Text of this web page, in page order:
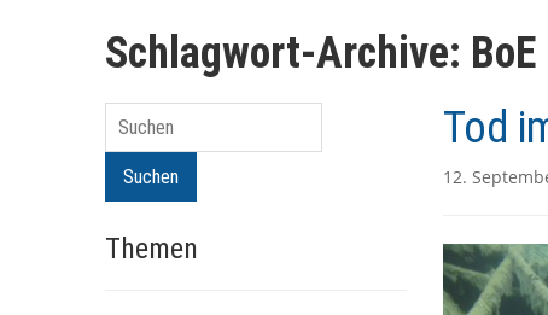
Schlagwort-Archive: BoE
Suchen
Suchen
Themen
Tod
12.